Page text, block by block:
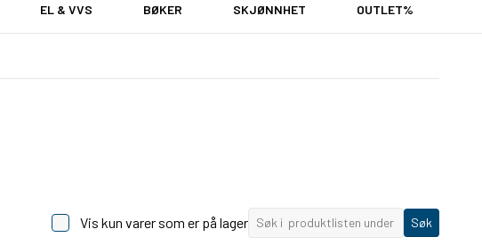
EL & VVS BØKER SKJØNNHET OUTLET%
Vis kun varer som er på lager Søk